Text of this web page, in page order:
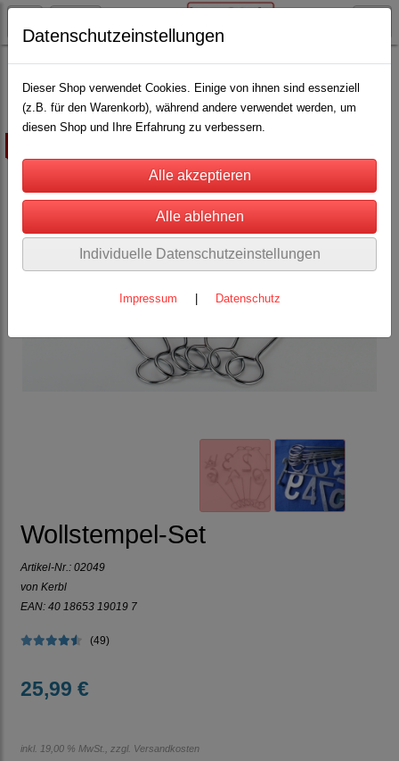
Schäfereibedarf Wollstempel und Farbe(2)
Wollstempel-Set
Artikel-Nr.: 02049
von Kerbl
EAN: 40 18653 19019 7
(49)
25,99 €
inkl. 19,00 % MwSt., zzgl. Versandkosten
Datenschutzeinstellungen
Dieser Shop verwendet Cookies. Einige von ihnen sind essenziell
(z.B. für den Warenkorb), während andere verwendet werden, um
diesen Shop und Ihre Erfahrung zu verbessern.
Individuelle Datenschutzeinstellungen
Impressum Datenschutz